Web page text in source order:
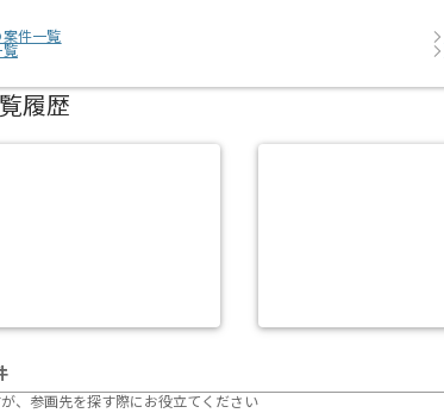
件一覧
覧
履歴
、参画先を探す際にお役立てください